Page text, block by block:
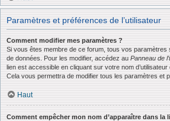
Paramètres et préférences de l’utilisateur
Comment modifier mes paramètres ?
Si vous êtes membre de ce forum, tous vos
de données. Pour les modifier, accédez au Panneau de
lien est accessible en cliquant sur votre nom d’utilisateur
Cela vous permettra de modifier tous les paramètres et
Haut
Comment empêcher mon nom d’apparaître dans la